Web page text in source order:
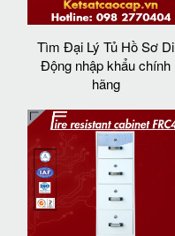
Tìm Đại Lý Tủ Hồ Sơ Di
Động nhập khẩu chính
hãng